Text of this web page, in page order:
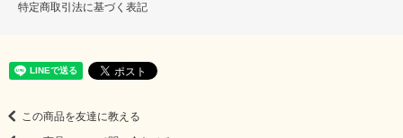
特定商取引法に基づく表記
この商品を友達に教える